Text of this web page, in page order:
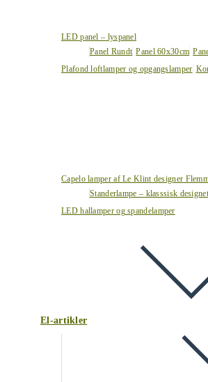
LED panel – lyspanel
Panel Rundt Panel 60x30cm
Plafond loftlamper og opgangslamper
Capelo lamper af Le Klint designer
Standerlampe – klasssisk
LED hallamper og spandelamper
El-artikler